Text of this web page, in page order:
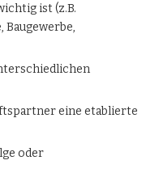
ist (z.B.
eine etablierte
oder